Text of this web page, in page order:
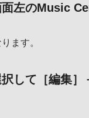
左のMusic
ます。
して［編集